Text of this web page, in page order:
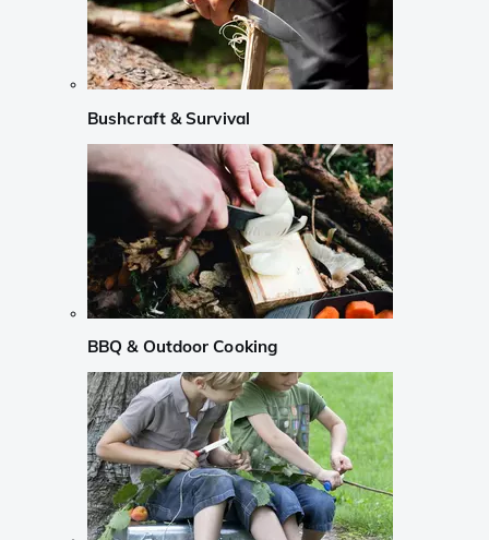
Bushcraft & Survival
BBQ & Outdoor Cooking